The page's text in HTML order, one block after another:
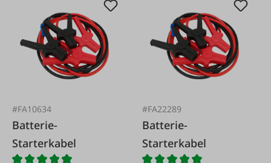
#FA10634
Batterie-
Starterkabel
#FA22289
Batterie-
Starterkabel